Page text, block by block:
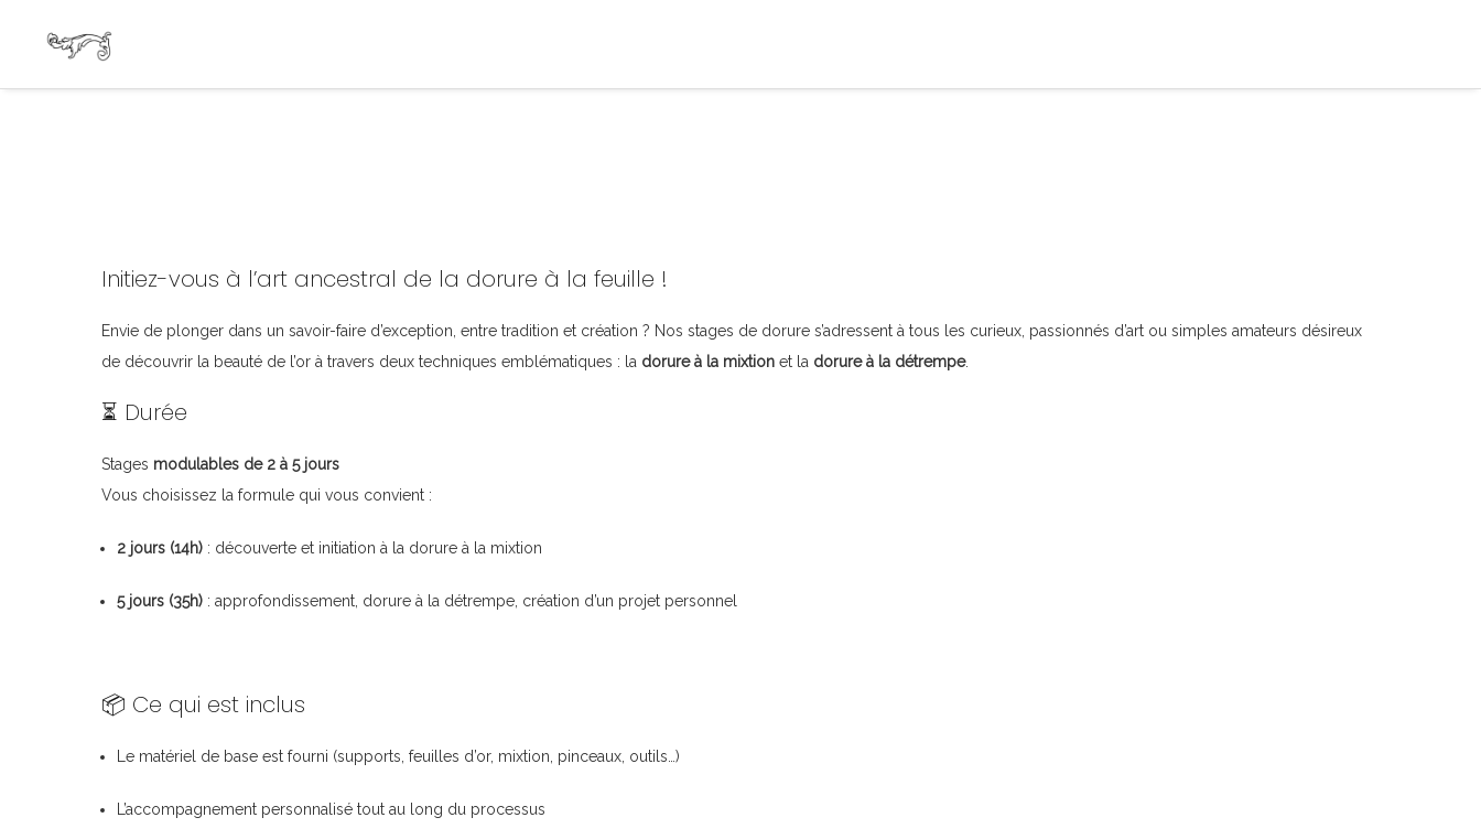
Initiez-vous à l’art ancestral de la dorure à la feuille !
Envie de plonger dans un savoir-faire d’exception, entre tradition et création ? Nos stages de dorure s’adressent à tous les curieux, passionnés d’art ou simples amateurs désireux
de découvrir la beauté de l’or à travers deux techniques emblématiques : la dorure à la mixtion et la dorure à la détrempe.
⏳ Durée
Stages modulables de 2 à 5 jours
Vous choisissez la formule qui vous convient :
2 jours (14h) : découverte et initiation à la dorure à la mixtion
5 jours (35h) : approfondissement, dorure à la détrempe, création d’un projet personnel
📦 Ce qui est inclus
Le matériel de base est fourni (supports, feuilles d’or, mixtion, pinceaux, outils…)
L’accompagnement personnalisé tout au long du processus